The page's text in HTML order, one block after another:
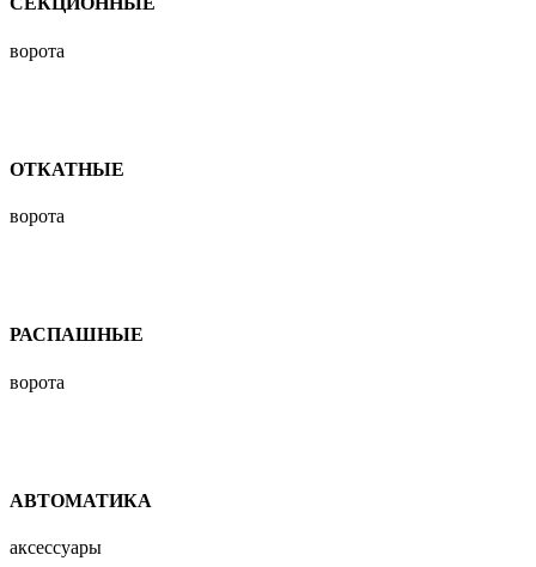
ворота
ОТКАТНЫЕ
ворота
РАСПАШНЫЕ
ворота
АВТОМАТИКА
аксессуары